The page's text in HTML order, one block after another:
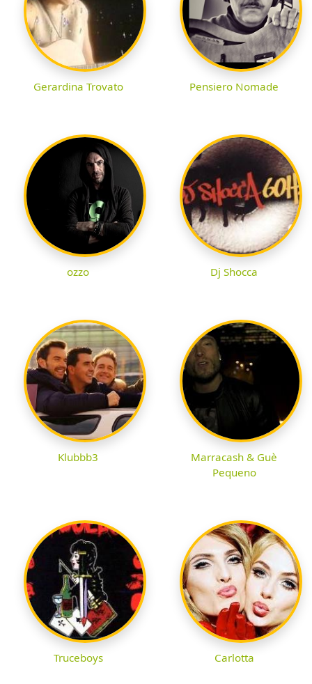
Gerardina Trovato Pensiero Nomade
ozzo Dj Shocca
Klubbb3
Marracash & Guè
Pequeno
Truceboys Carlotta